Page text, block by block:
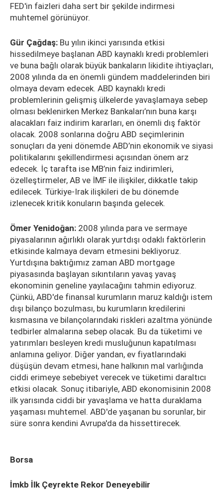
FED'in faizleri daha sert bir şekilde indirmesi
muhtemel görünüyor.
Gür Çağdaş: Bu yılın ikinci yarısında etkisi
hissedilmeye başlanan ABD kaynaklı kredi problemleri
ve buna bağlı olarak büyük bankaların likidite ihtiyaçları,
2008 yılında da en önemli gündem maddelerinden biri
olmaya devam edecek. ABD kaynaklı kredi
problemlerinin gelişmiş ülkelerde yavaşlamaya sebep
olması beklenirken Merkez Bankaları’nın buna karşı
alacakları faiz indirim kararları, en önemli dış faktör
olacak. 2008 sonlarına doğru ABD seçimlerinin
sonuçları da yeni dönemde ABD’nin ekonomik ve siyasi
politikalarını şekillendirmesi açısından önem arz
edecek. İç tarafta ise MB’nin faiz indirimleri,
özelleştirmeler, AB ve İMF ile ilişkiler, dikkatle takip
edilecek. Türkiye-Irak ilişkileri de bu dönemde
izlenecek kritik konuların başında gelecek.
Ömer Yenidoğan: 2008 yılında para ve sermaye
piyasalarının ağırlıklı olarak yurtdışı odaklı faktörlerin
etkisinde kalmaya devam etmesini bekliyoruz.
Yurtdışına baktığımız zaman ABD mortgage
piyasasında başlayan sıkıntıların yavaş yavaş
ekonominin geneline yayılacağını tahmin ediyoruz.
Çünkü, ABD'de finansal kurumların maruz kaldığı istem
dışı bilanço bozulması, bu kurumların kredilerini
kısmasına ve bilançolarındaki riskleri azaltma yönünde
tedbirler almalarına sebep olacak. Bu da tüketimi ve
yatırımları besleyen kredi musluğunun kapatılması
anlamına geliyor. Diğer yandan, ev fiyatlarındaki
düşüşün devam etmesi, hane halkının mal varlığında
ciddi erimeye sebebiyet verecek ve tüketimi daraltıcı
etkisi olacak. Sonuç itibariyle, ABD ekonomisinin 2008
ilk yarısında ciddi bir yavaşlama ve hatta duraklama
yaşaması muhtemel. ABD'de yaşanan bu sorunlar, bir
süre sonra kendini Avrupa'da da hissettirecek.
Borsa
İmkb İlk Çeyrekte Rekor Deneyebilir